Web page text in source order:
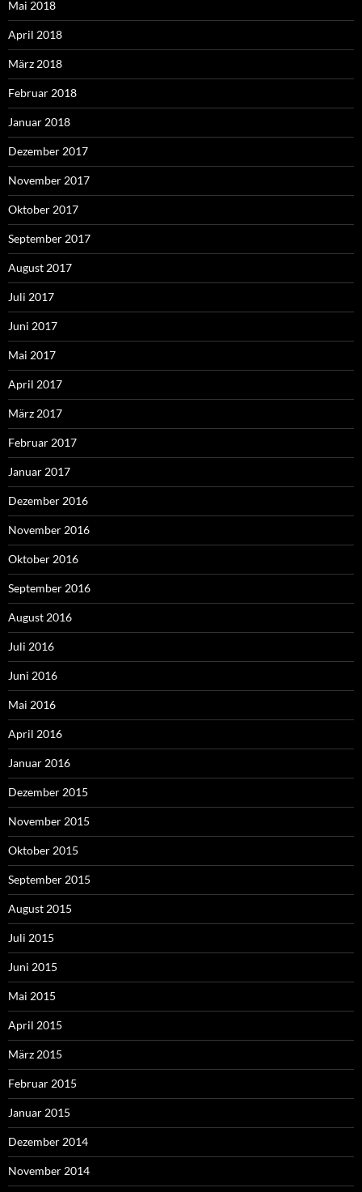
Mai 2018
April 2018
März 2018
Februar 2018
Januar 2018
Dezember 2017
November 2017
Oktober 2017
September 2017
August 2017
Juli 2017
Juni 2017
Mai 2017
April 2017
März 2017
Februar 2017
Januar 2017
Dezember 2016
November 2016
Oktober 2016
September 2016
August 2016
Juli 2016
Juni 2016
Mai 2016
April 2016
Januar 2016
Dezember 2015
November 2015
Oktober 2015
September 2015
August 2015
Juli 2015
Juni 2015
Mai 2015
April 2015
März 2015
Februar 2015
Januar 2015
Dezember 2014
November 2014